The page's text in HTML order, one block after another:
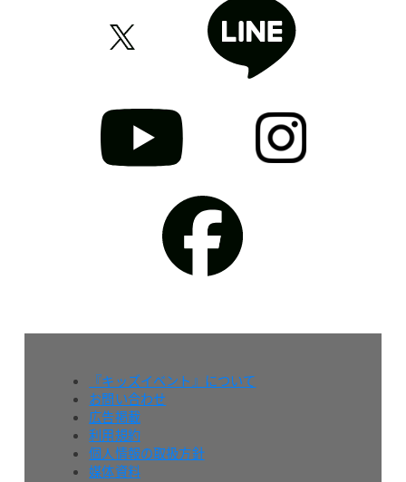
『キッズイベント』について
お問い合わせ
広告掲載
利用規約
個人情報の取扱方針
媒体資料